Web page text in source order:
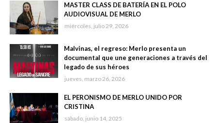
MASTER CLASS DE BATERÍA EN EL POLO
AUDIOVISUAL DE MERLO
miércoles, julio 29, 2026
Malvinas, el regreso: Merlo presenta un
documental que une generaciones a través del
legado de sus héroes
jueves, marzo 26, 2026
EL PERONISMO DE MERLO UNIDO POR
CRISTINA
sábado, junio 14, 2025